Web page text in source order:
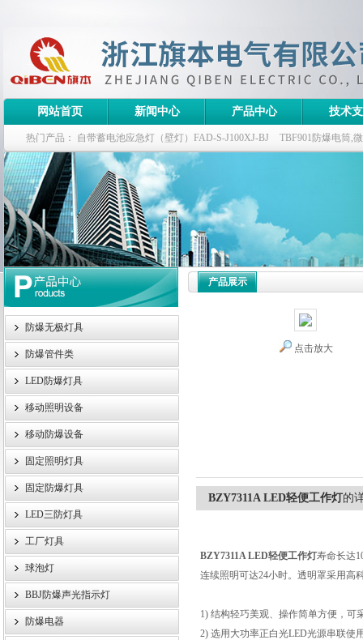
浙江旗本电气有限公司
网站首页 新闻中心 产品中心 技术
热门产品： 自带蓄电池应急灯（壁灯）FAD-S-J100XJ-BJ TBF901防爆电筒,
栏式无极灯 G9960-W120W长寿无极工厂灯,三防无极灯
防爆泛光灯
防爆无极灯具
防爆管件类
LED防爆灯具
移动照明设备
移动防爆设备
固定照明灯具
固定防爆灯具
LED三防灯具
工厂灯具
球泡灯
BBJ防爆声光指示灯
防爆电器
产品展示
点击放大
BZY7311A LED轻便工作灯的
BZY7311A LED轻便工作灯寿命长达
连续照明可达24小时。透明罩采用高
1) 结构轻巧美观、操作简单方便，
2) 选用大功率正白光LED光源串联使